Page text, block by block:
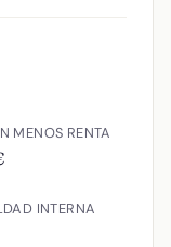
MENOS RENTA
INTERNA